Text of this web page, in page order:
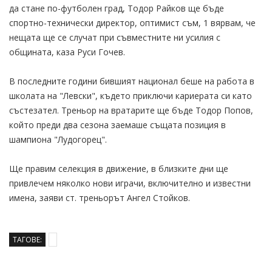
да стане по-футболен град, Тодор Райков ще бъде
спортно-технически директор, оптимист съм, 1 вярвам, че
нещата ще се случат при съвместните ни усилия с
общината, каза Руси Гочев.
В последните години бившият национал беше на работа в
школата на "Левски", където приключи кариерата си като
състезател. Треньор на вратарите ще бъде Тодор Попов,
който преди два сезона заемаше същата позиция в
шампиона "Лудогорец".
Ще правим селекция в движение, в близките дни ще
привлечем няколко нови играчи, включително и известни
имена, заяви ст. треньорът Ангел Стойков.
ТАГОВЕ: